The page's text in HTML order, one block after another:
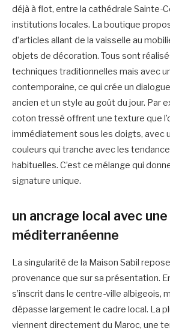
déjà à flot, entre la cathédrale Sainte-
institutions locales. La boutique
d’articles allant de la vaisselle au
objets de décoration. Tous sont
techniques traditionnelles mais avec
contemporaine, ce qui crée un
ancien et un style au goût du jour. Par
coton tressé offrent une texture que
immédiatement sous les doigts, avec
couleurs qui tranche avec les
habituelles. C’est ce mélange qui
signature unique.
un ancrage local avec
méditerranéenne
La singularité de la Maison Sabil
provenance que sur sa présentation.
s’inscrit dans le centre-ville albigeois,
dépasse largement le cadre local. La
viennent directement du Maroc, une